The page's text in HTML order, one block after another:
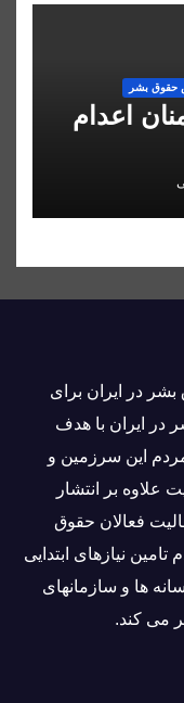
حقوق بشر
اعدام
در ایران برای
در ایران با هدف
این سرزمین و
علاوه بر انتشار
فعالان حقوق
نیازهای ابتدایی
ها و سازمانهای
می كند.